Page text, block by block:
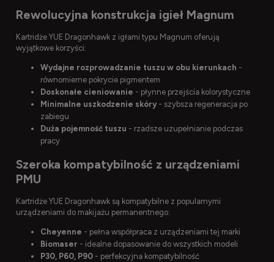
Rewolucyjna konstrukcja igieł Magnum
Kartridże YUE Dragonhawk z igłami typu Magnum oferują
wyjątkowe korzyści:
Wydajne rozprowadzanie tuszu w obu kierunkach -
równomierne pokrycie pigmentem
Doskonałe cieniowanie - płynne przejścia kolorystyczne
Minimalne uszkodzenie skóry- szybsza regeneracja po
zabiegu
Duża pojemność tuszu - rzadsze uzupełnianie podczas
pracy
Szeroka kompatybilność z urządzeniami
PMU
Kartridże YUE Dragonhawk są kompatybilne z popularnymi
urządzeniami do makijażu permanentnego:
Cheyenne - pełna współpraca z urządzeniami tej marki
Biomaser - idealne dopasowanie do wszystkich modeli
P30, P60, P90 - perfekcyjna kompatybilność